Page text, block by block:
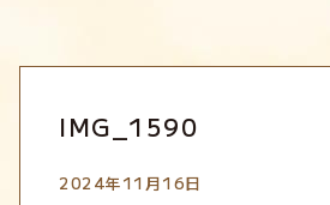
IMG_1590
2024年11月16日